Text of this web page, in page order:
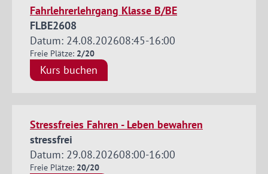
Fahrlehrerlehrgang Klasse B/BE
FLBE2608
Datum: 24.08.202608:45-16:00
Freie Plätze: 2/20
Kurs buchen
Stressfreies Fahren - Leben bewahren
stressfrei
Datum: 29.08.202608:00-16:00
Freie Plätze: 20/20